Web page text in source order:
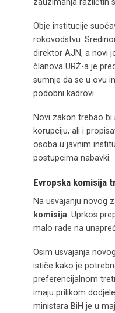
zauzimanja različtih
Obje institucije
rokovodstvu.
direktor AJN, a novi
članova URŽ-a je
sumnje da se u ovu
podobni kadrovi.
Novi zakon trebao
korupciju, ali i
osoba u javnim
postupcima nabavki.
Evropska komisija
Na usvajanju novog
komisija . Uprkos
malo rade na
Osim usvajanja
ističe kako je
preferencijalnom
imaju prilikom
ministara BiH je u